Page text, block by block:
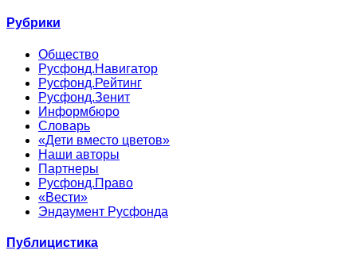
Рубрики
Общество
Русфонд.Навигатор
Русфонд.Рейтинг
Русфонд.Зенит
Информбюро
Словарь
«Дети вместо цветов»
Наши авторы
Партнеры
Русфонд.Право
«Вести»
Эндаумент Русфонда
Публицистика